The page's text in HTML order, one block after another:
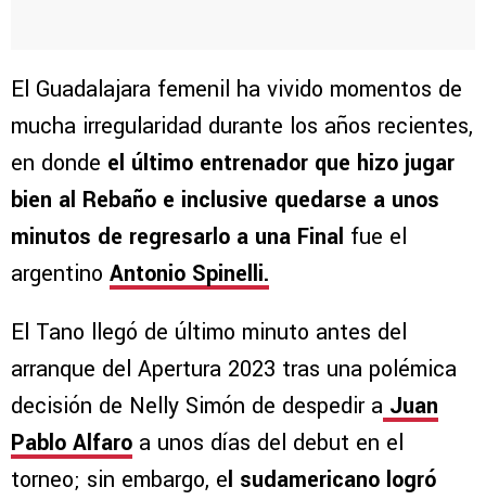
El Guadalajara femenil ha vivido momentos de
mucha irregularidad durante los años recientes,
en donde el último entrenador que hizo jugar
bien al Rebaño e inclusive quedarse a unos
minutos de regresarlo a una Final fue el
argentino Antonio Spinelli.
El Tano llegó de último minuto antes del
arranque del Apertura 2023 tras una polémica
decisión de Nelly Simón de despedir a Juan
Pablo Alfaro a unos días del debut en el
torneo; sin embargo, el sudamericano logró